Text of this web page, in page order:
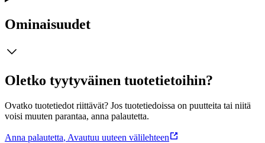
Ominaisuudet
Oletko tyytyväinen tuotetietoihin?
Ovatko tuotetiedot riittävät? Jos tuotetiedoissa on puutteita tai niitä
voisi muuten parantaa, anna palautetta.
Anna palautetta, Avautuu uuteen välilehteen